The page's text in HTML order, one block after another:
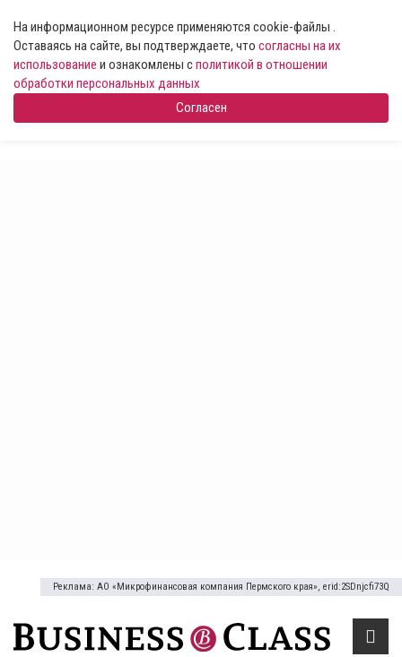
На информационном ресурсе применяются cookie-файлы .
Оставаясь на сайте, вы подтверждаете, что согласны на их
использование и ознакомлены сполитикой в отношении
обработки персональных данных
Согласен
Реклама: АО «Микрофинансовая компания Пермского края», erid:2SDnjcfi73Q